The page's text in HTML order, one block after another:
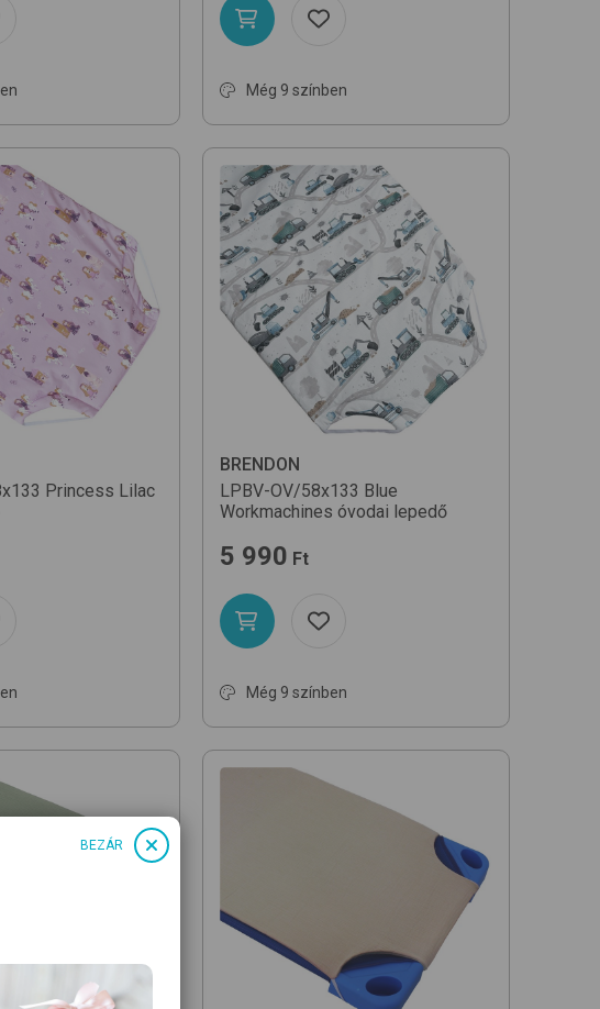
Még 9 színben
Princess Lilac
BRENDON
LPBV-OV/58x133 Blue
Workmachines óvodai lepedő
5 990 Ft
Még 9 színben
BEZÁR